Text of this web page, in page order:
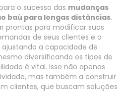
o sucesso das mudanças
baú para longas distâncias.
prontas para modificar suas
de seus clientes e a
a capacidade de
diversificando os tipos de
é vital. Isso não apenas
mas também a construir
clientes, que buscam soluções